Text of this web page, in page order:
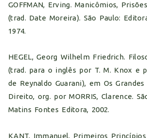
GOFFMAN, Erving. Manicômios,
(trad. Date Moreira). São Paulo:
1974.
HEGEL, Georg Wilhelm Friedrich.
(trad. para o inglês por T. M. Knox e
de Reynaldo Guarani), em Os
Direito, org. por MORRIS, Clarence.
Matins Fontes Editora, 2002.
KANT, Immanuel, Primeiros